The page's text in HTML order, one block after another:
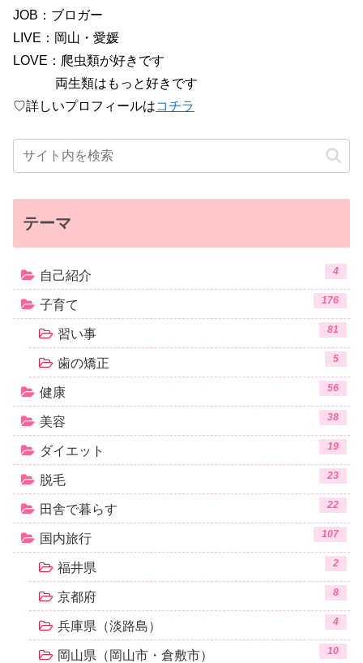
JOB：ブロガー
LIVE：岡山・愛媛
LOVE：爬虫類が好きです
両生類はもっと好きです
♡詳しいプロフィールはコチラ
テーマ
自己紹介 4
子育て 176
習い事 81
歯の矯正 5
健康 56
美容 38
ダイエット 19
脱毛 23
田舎で暮らす 22
国内旅行 107
福井県 2
京都府 8
兵庫県（淡路島） 4
岡山県（岡山市・倉敷市） 10